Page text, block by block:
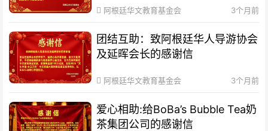
阿根廷华文教育基金会 3个月前
团结互助：致阿根廷华人导游协会
及延晖会长的感谢信
阿根廷华文教育基金会 3个月前
爱心相助:给BoBa’s Bubble Tea奶
茶集团公司的感谢信